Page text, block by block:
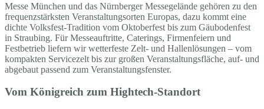
Messe München und das Nürnberger Messegelände gehören zu den
frequenzstärksten Veranstaltungsorten Europas, dazu kommt eine
dichte Volksfest-Tradition vom Oktoberfest bis zum Gäubodenfest
in Straubing. Für Messeauftritte, Caterings, Firmenfeiern und
Festbetrieb liefern wir wetterfeste Zelt- und Hallenlösungen – vom
kompakten Servicezelt bis zur großen Veranstaltungsfläche, auf- und
abgebaut passend zum Veranstaltungsfenster.
Vom Königreich zum Hightech-Standort